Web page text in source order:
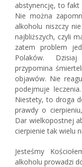
abstynencję, to fakt
Nie można
alkoholu niszczy
najbliższych, czyli
zatem problem
Polaków.
przypomina
objawów. Nie
podejmuje
Niestety, to droga
prawdy o
Dar wielkopostnej
cierpienie tak wielu
Jesteśmy
alkoholu prowadzi